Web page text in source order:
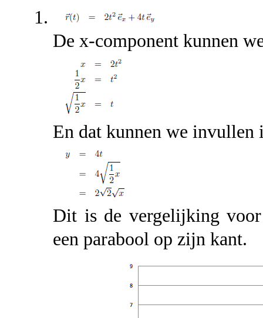
De x-component kunnen
En dat kunnen we invullen
Dit is de vergelijking
een parabool op zijn kant.